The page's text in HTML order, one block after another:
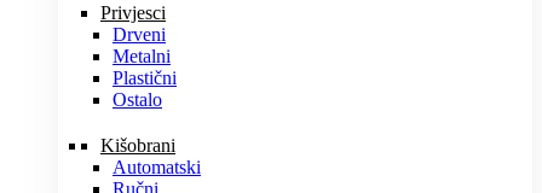
Privjesci
Drveni
Metalni
Plastični
Ostalo
Kišobrani
Automatski
Ručni